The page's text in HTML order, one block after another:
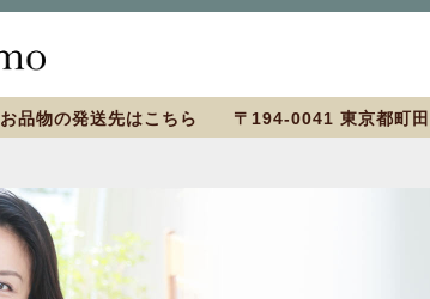
お品物の発送先はこちら 〒194-0041 東京都町